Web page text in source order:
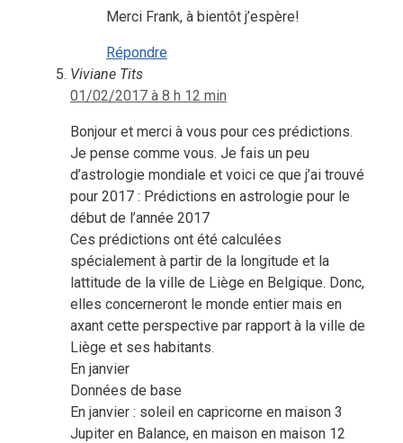
Merci Frank, à bientôt j’espère!
Répondre
Viviane Tits
01/02/2017 à 8 h 12 min
Bonjour et merci à vous pour ces prédictions.
Je pense comme vous. Je fais un peu
d’astrologie mondiale et voici ce que j’ai trouvé
pour 2017 : Prédictions en astrologie pour le
début de l’année 2017
Ces prédictions ont été calculées
spécialement à partir de la longitude et la
lattitude de la ville de Liège en Belgique. Donc,
elles concerneront le monde entier mais en
axant cette perspective par rapport à la ville de
Liège et ses habitants.
En janvier
Données de base
En janvier : soleil en capricorne en maison 3
Jupiter en Balance, en maison en maison 12